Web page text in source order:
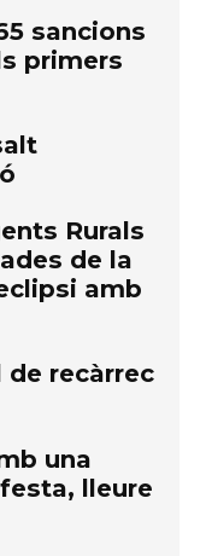
sancions
primers
Rurals
de la
amb
de recàrrec
una
lleure